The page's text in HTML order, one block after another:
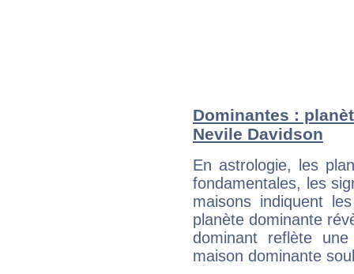
Dominantes :
Nevile Davidson
En astrologie, les
fondamentales, les
maisons indiquent
planète dominante
dominant reflète
maison dominante